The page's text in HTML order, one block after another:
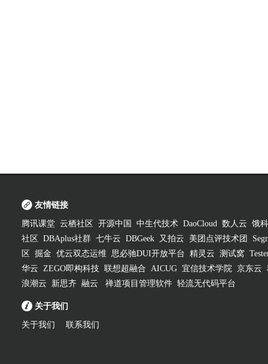
友情链接
腾讯课堂 云栖社区 开源中国 中生代技术 DaoCloud 数人云 饿
社区
DBAplus社群 七牛云 DBGeek 又拍云 美团点评技术团
区
掘金 优云双态运维 思必驰DUI开放平台 精灵云 测试窝
华云 ZEGO即构科技 联想超融合 AICUG 宜信技术学院 京东云
浪潮云
新思齐 融云 禅道项目管理软件 轻流无代码平台
关于我们
关于我们 联系我们